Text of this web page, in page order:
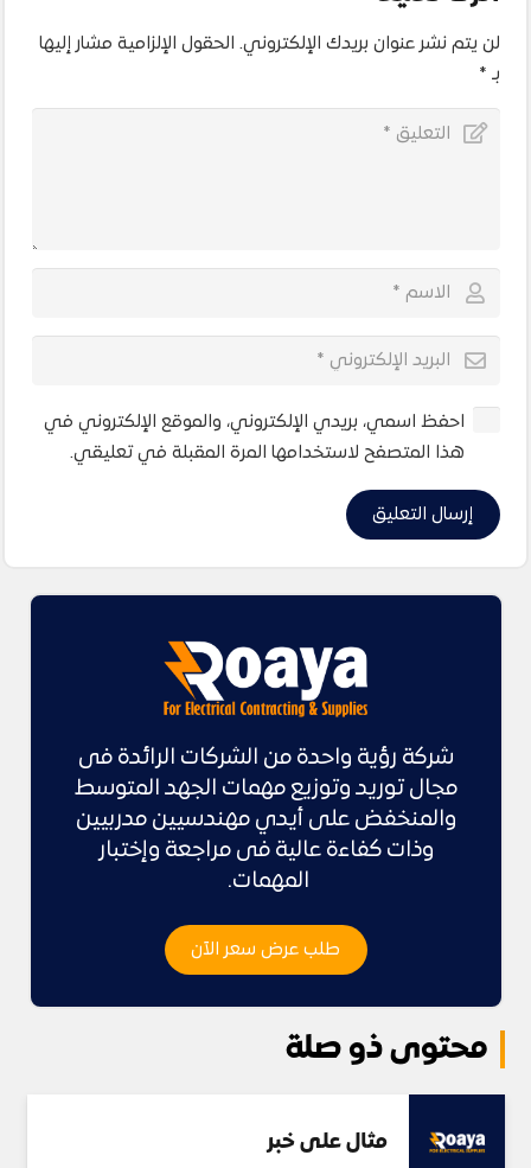
لن يتم نشر عنوان بريدك الإلكتروني. الحقول الإلزامية مشار إليها
بـ *
احفظ اسمي، بريدي الإلكتروني، والموقع الإلكتروني في
هذا المتصفح لاستخدامها المرة المقبلة في تعليقي.
إرسال التعليق
شركة رؤية واحدة من الشركات الرائدة فى
مجال توريد وتوزيع مهمات الجهد المتوسط
والمنخفض على أيدي مهندسيين مدربيين
وذات كفاءة عالية فى مراجعة وإختبار
المهمات.
طلب عرض سعر الآن
محتوى ذو صلة
مثال على خبر